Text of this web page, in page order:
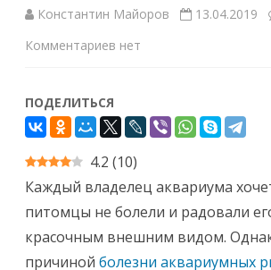
Константин Майоров
13.04.2019
Комментариев к
или
жаберная
гниль:
симптомы,
диагностика,
нет
ПОДЕЛИТЬСЯ
4.2 (10)
Каждый владелец аквариума
питомцы не болели и радовали
красочным внешним видом.
причиной болезни аквариумных